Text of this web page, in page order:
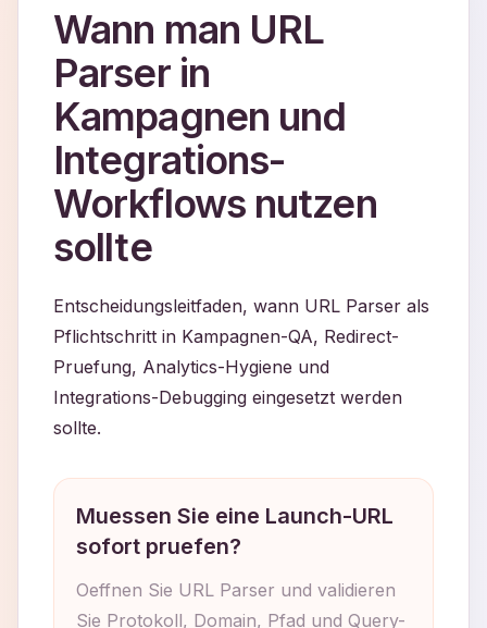
Wann man URL
Parser in
Kampagnen und
Integrations-
Workflows nutzen
sollte
Entscheidungsleitfaden, wann URL Parser als
Pflichtschritt in Kampagnen-QA, Redirect-
Pruefung, Analytics-Hygiene und
Integrations-Debugging eingesetzt werden
sollte.
Muessen Sie eine Launch-URL
sofort pruefen?
Oeffnen Sie URL Parser und validieren
Sie Protokoll, Domain, Pfad und Query-